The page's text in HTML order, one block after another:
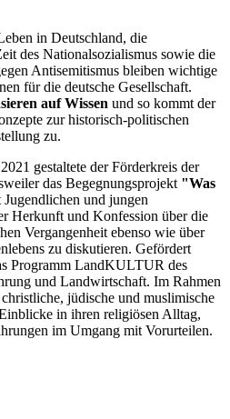
in Deutschland, die
des Nationalsozialismus sowie die
Antisemitismus bleiben wichtige
für die deutsche Gesellschaft.
auf Wissen und so kommt der
zur historisch-politischen
zu.
gestaltete der Förderkreis der
das Begegnungsprojekt "Was
Jugendlichen und jungen
Herkunft und Konfession über die
Vergangenheit ebenso wie über
zu diskutieren. Gefördert
Programm LandKULTUR des
und Landwirtschaft. Im Rahmen
jüdische und muslimische
in ihren religiösen Alltag,
im Umgang mit Vorurteilen.